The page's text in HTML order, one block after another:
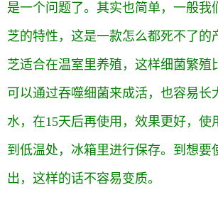
是一个问题了。其实也简单，一般我
芝的特性，这是一款怎么都死不了的
芝适合在温室里养殖，这样细菌繁殖
可以通过吞噬细菌来成活，也容易长
水，在15天后再使用，效果更好，使
到低温处，冰箱里进行保存。到想要
出，这样的话不容易变质。